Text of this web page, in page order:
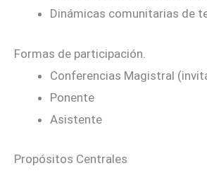
Dinámicas comunitarias de
Formas de participación.
Conferencias Magistral
Ponente
Asistente
Propósitos Centrales